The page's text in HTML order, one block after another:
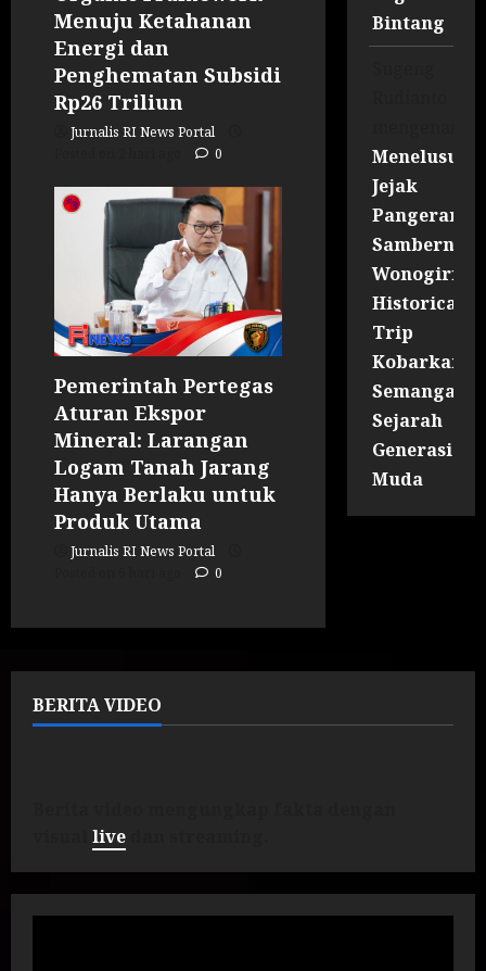
Menuju Ketahanan
Energi dan
Penghematan Subsidi
Rp26 Triliun
Jurnalis RI News Portal
0
Pemerintah Pertegas
Aturan Ekspor
Mineral: Larangan
Logam Tanah Jarang
Hanya Berlaku untuk
Produk Utama
Jurnalis RI News Portal
0
Bintang
Menelusuri
Jejak
Pangeran
Wonogiri
Historical
Trip
Kobarkan
Semangat
Sejarah
Generasi
Muda
BERITA VIDEO
live